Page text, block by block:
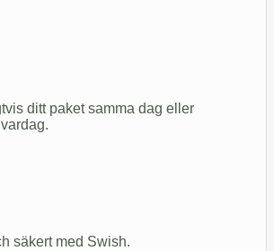
ditt paket samma dag eller
säkert med Swish.